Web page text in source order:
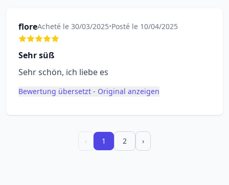
floreAcheté le 30/03/2025•Posté le 10/04/2025
Sehr süß
Sehr schön, ich liebe es
Bewertung übersetzt - Original anzeigen
‹ 1 2 ›